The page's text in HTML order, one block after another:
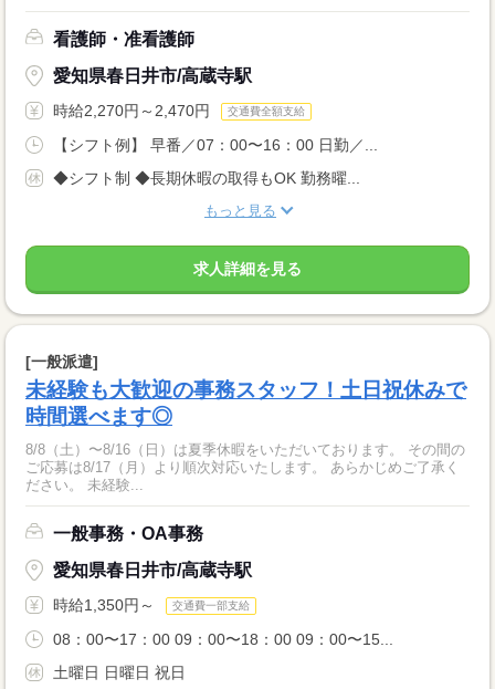
看護師・准看護師
愛知県春日井市/高蔵寺駅
時給2,270円～2,470円 交通費全額支給
【シフト例】 早番／07：00〜16：00 日勤／...
◆シフト制 ◆長期休暇の取得もOK 勤務曜...
もっと見る
求人詳細を見る
[一般派遣]
未経験も大歓迎の事務スタッフ！土日祝休みで
時間選べます◎
8/8（土）〜8/16（日）は夏季休暇をいただいております。 その間の
ご応募は8/17（月）より順次対応いたします。 あらかじめご了承く
ださい。 未経験...
一般事務・OA事務
愛知県春日井市/高蔵寺駅
時給1,350円～ 交通費一部支給
08：00〜17：00 09：00〜18：00 09：00〜15...
土曜日 日曜日 祝日